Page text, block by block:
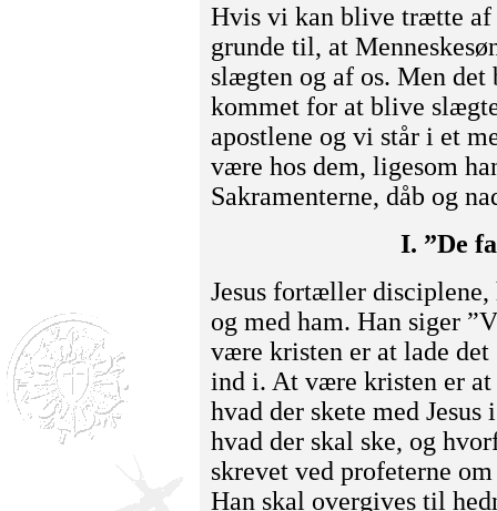
Hvis vi kan blive trætte af
grunde til, at
slægten og af os. Men
kommet for at blive
apostlene og vi står i et
være hos dem, ligesom
Sakramenterne, dåb og
I. ”De
Jesus fortæller disciplene,
og med ham. Han siger
være kristen er at lade det
ind i. At være kristen er at
hvad der skete med
hvad der skal ske, og
skrevet ved profeterne
Han skal overgives til